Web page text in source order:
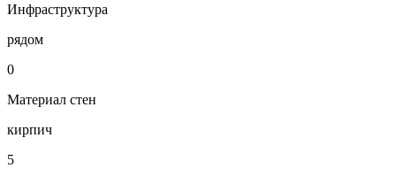
Инфраструктура
рядом
0
Материал стен
кирпич
5